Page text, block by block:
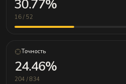
30.77%
16 / 52
Точность
24.46%
204 / 834